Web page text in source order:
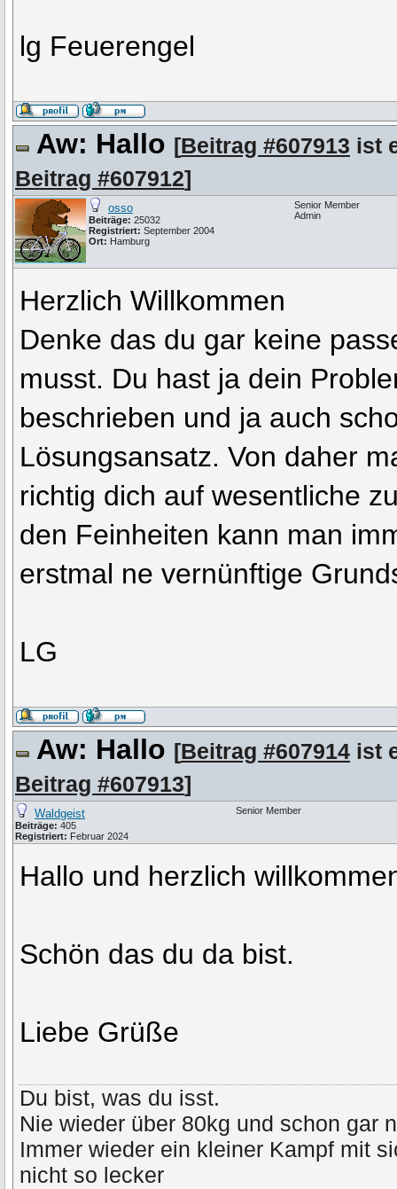
lg Feuerengel
Aw: Hallo [Beitrag #607913 ist
Beitrag #607912]
osso
Beiträge: 25032
Registriert: September 2004
Ort: Hamburg
Senior Member
Admin
Herzlich Willkommen
Denke das du gar keine
musst. Du hast ja dein
beschrieben und ja auch
Lösungsansatz. Von daher
richtig dich auf wesentliche
den Feinheiten kann man
erstmal ne vernünftige
LG
Aw: Hallo [Beitrag #607914 ist
Beitrag #607913]
Waldgeist
Beiträge: 405
Registriert: Februar 2024
Senior Member
Hallo und herzlich
Schön das du da bist.
Liebe Grüße
Du bist, was du isst.
Nie wieder über 80kg und schon gar
Immer wieder ein kleiner Kampf mit
nicht so lecker